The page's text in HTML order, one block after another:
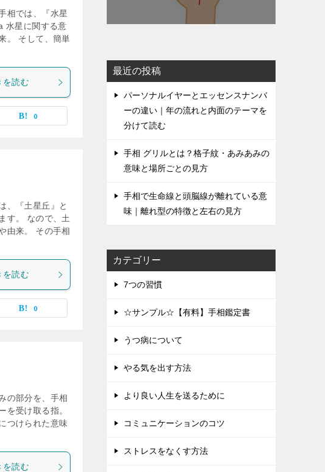
相では、『水星
水星に関する意
。 そして、簡単
を読む
0
、『土星丘』と
す。 なので、土
由来。 その手相
を読む
0
の部分を、手相
を受け取る指。
つけられた意味
を読む
最近の投稿
パーソナルイヤーとエッセンスナンバ
ーの違い｜年の流れと内面のテーマを
分けて読む
手相 グリルとは？格子紋・あみあみの
意味と場所ごとの見方
手相で生命線と頭脳線が離れている意
味｜離れ型の特徴と左右の見方
カテゴリー
7つの習慣
☆サンプル☆【有料】手相鑑定書
うつ病について
やる気を出す方法
より良い人生を送るために
コミュニケーションのコツ
ストレスをなくす方法